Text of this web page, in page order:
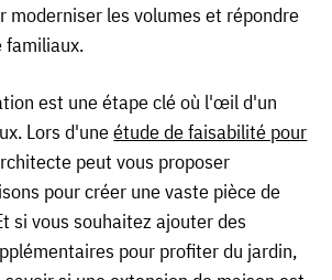
moderniser les volumes et répondre
familiaux.
est une étape clé où l'œil d'un
Lors d'uneétude de faisabilité pour
peut vous proposer
pour créer une vaste pièce de
si vous souhaitez ajouter des
pour profiter du jardin,